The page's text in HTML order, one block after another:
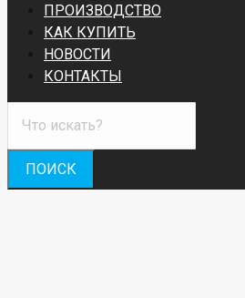
ПРОИЗВОДСТВО
КАК КУПИТЬ
НОВОСТИ
КОНТАКТЫ